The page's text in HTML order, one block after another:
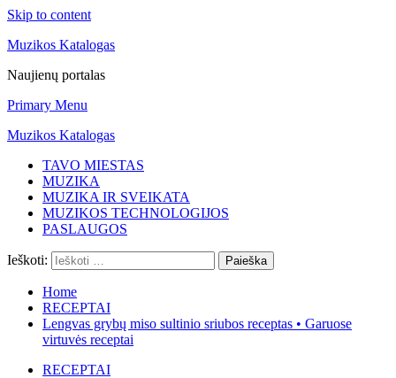
Skip to content
Muzikos Katalogas
Naujienų portalas
Primary Menu
Muzikos Katalogas
TAVO MIESTAS
MUZIKA
MUZIKA IR SVEIKATA
MUZIKOS TECHNOLOGIJOS
PASLAUGOS
Ieškoti:
Home
RECEPTAI
Lengvas grybų miso sultinio sriubos receptas • Garuose
virtuvės receptai
RECEPTAI